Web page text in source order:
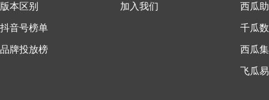
版本区别
抖音号榜单
品牌投放榜
加入我们
西瓜
千瓜
西瓜集
飞瓜